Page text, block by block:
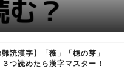
難読漢字】「薇」「楤の芽」
３つ読めたら漢字マスター！